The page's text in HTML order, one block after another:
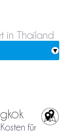
in Thailand
für